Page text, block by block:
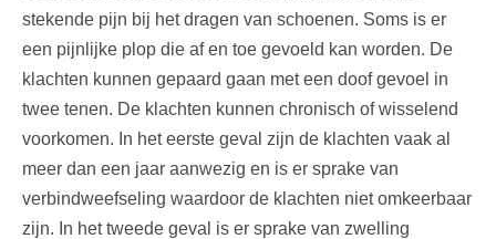
stekende pijn bij het dragen van schoenen. Soms is er
een pijnlijke plop die af en toe gevoeld kan worden. De
klachten kunnen gepaard gaan met een doof gevoel in
twee tenen. De klachten kunnen chronisch of wisselend
voorkomen. In het eerste geval zijn de klachten vaak al
meer dan een jaar aanwezig en is er sprake van
verbindweefseling waardoor de klachten niet omkeerbaar
zijn. In het tweede geval is er sprake van zwelling